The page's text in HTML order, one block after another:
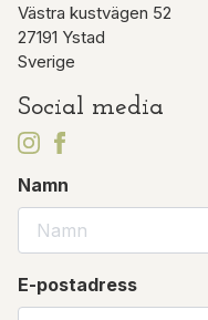
Västra kustvägen 52
27191 Ystad
Sverige
Social media
Namn
E-postadress